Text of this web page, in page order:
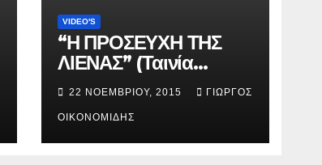
VIDEO'S
“Η ΠΡΟΣΕΥΧΗ ΤΗΣ
ΛΙΕΝΑΣ” (Ταινία
μικρού μήκους).
22 ΝΟΕΜΒΡΊΟΥ, 2015 ΓΙΏΡΓΟΣ
ΟΙΚΟΝΟΜΊΔΗΣ